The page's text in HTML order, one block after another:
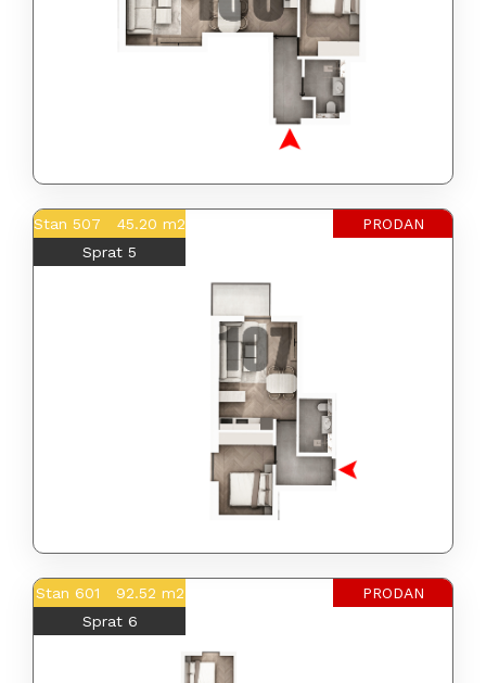
Stan 507 45.20 m2
Sprat 5
PRODAN
Stan 601 92.52 m2
Sprat 6
PRODAN